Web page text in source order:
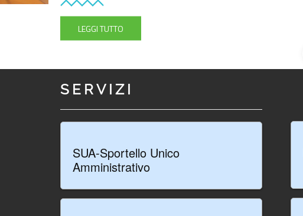
LEGGI TUTTO
SERVIZI
SUA-Sportello Unico
Amministrativo